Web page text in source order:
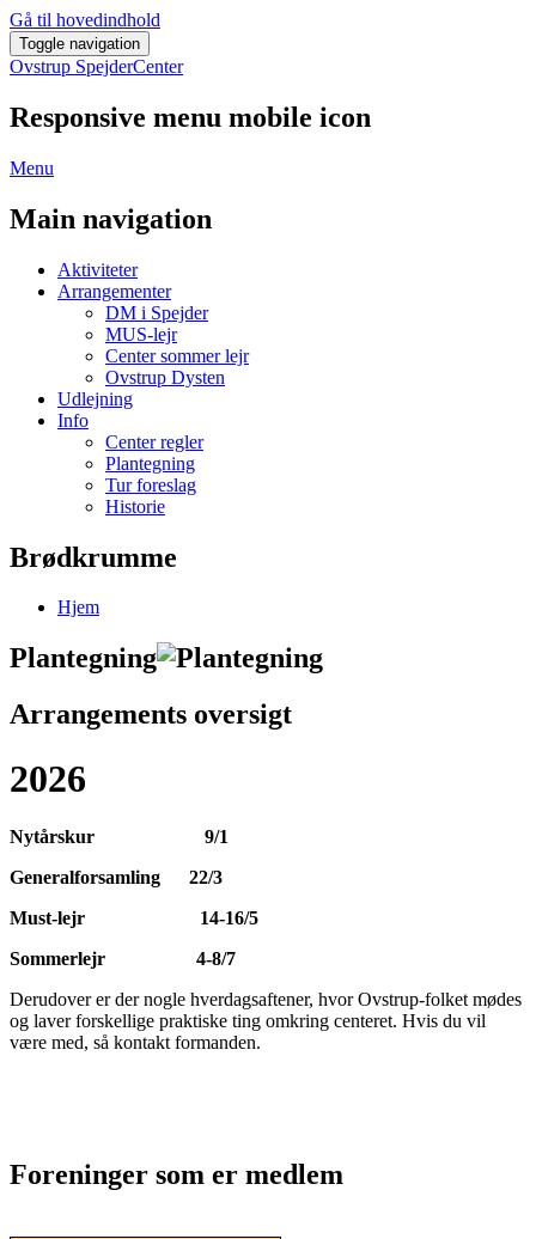
Gå til hovedindhold
Toggle navigation
Ovstrup SpejderCenter
Responsive menu mobile icon
Menu
Main navigation
Aktiviteter
Arrangementer
DM i Spejder
MUS-lejr
Center sommer lejr
Ovstrup Dysten
Udlejning
Info
Center regler
Plantegning
Tur foreslag
Historie
Brødkrumme
Hjem
Plantegning
Arrangements oversigt
2026
Nytårskur 9/1
Generalforsamling 22/3
Must-lejr 14-16/5
Sommerlejr 4-8/7
Derudover er der nogle hverdagsaftener, hvor Ovstrup-folket mødes
og laver forskellige praktiske ting omkring centeret. Hvis du vil
være med, så kontakt formanden.
Foreninger som er medlem